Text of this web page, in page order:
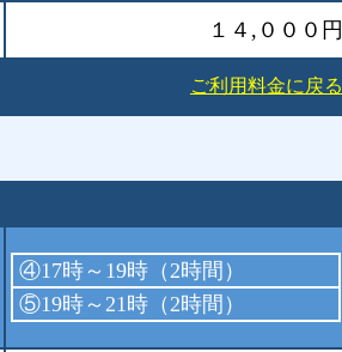
１４,０００円
ご利用料金に戻る
④17時～19時（2時間）
⑤19時～21時（2時間）